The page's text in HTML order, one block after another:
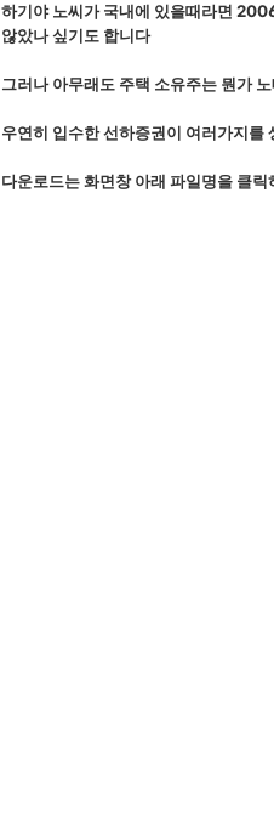
하기야 노씨가 국내에 있을때라면
않았나 싶기도 합니다
그러나 아무래도 주택 소유주는 뭔가
우연히 입수한 선하증권이 여러가지를
다운로드는 화면창 아래 파일명을 클릭